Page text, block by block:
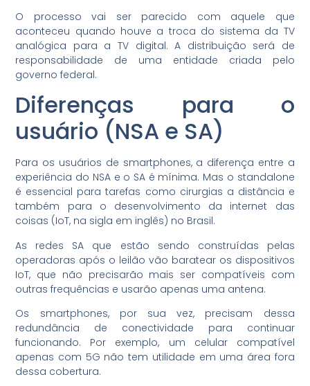
O processo vai ser parecido com aquele que
aconteceu quando houve a troca do sistema da TV
analógica para a TV digital. A distribuição será de
responsabilidade de uma entidade criada pelo
governo federal.
Diferenças para o
usuário (NSA e SA)
Para os usuários de smartphones, a diferença entre a
experiência do NSA e o SA é mínima. Mas o standalone
é essencial para tarefas como cirurgias a distância e
também para o desenvolvimento da internet das
coisas (IoT, na sigla em inglês) no Brasil.
As redes SA que estão sendo construídas pelas
operadoras após o leilão vão baratear os dispositivos
IoT, que não precisarão mais ser compatíveis com
outras frequências e usarão apenas uma antena.
Os smartphones, por sua vez, precisam dessa
redundância de conectividade para continuar
funcionando. Por exemplo, um celular compatível
apenas com 5G não tem utilidade em uma área fora
dessa cobertura.